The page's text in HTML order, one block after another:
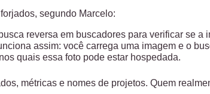
segundo Marcelo:
reversa em buscadores para verificar se a
assim: você carrega uma imagem e o
quais essa foto pode estar hospedada.
métricas e nomes de projetos. Quem